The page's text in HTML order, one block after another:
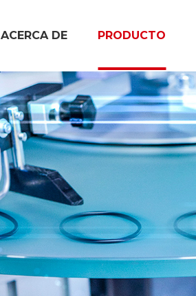
ACERCA DE PRODUCTO